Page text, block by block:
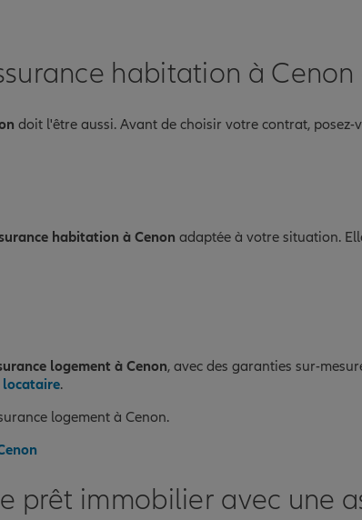
habitation à
doit l'être aussi. Avant de choisir votre contrat, posez-
habitation à Cenon adaptée à votre situation.
logement à Cenon, avec des garanties sur-
locataire.
logement à Cenon.
prêt immobilier avec une